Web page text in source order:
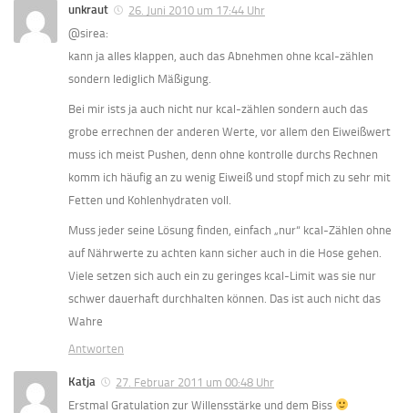
unkraut
26. Juni 2010 um 17:44 Uhr
@sirea:
kann ja alles klappen, auch das Abnehmen ohne kcal-zählen
sondern lediglich Mäßigung.
Bei mir ists ja auch nicht nur kcal-zählen sondern auch das
grobe errechnen der anderen Werte, vor allem den Eiweißwert
muss ich meist Pushen, denn ohne kontrolle durchs Rechnen
komm ich häufig an zu wenig Eiweiß und stopf mich zu sehr mit
Fetten und Kohlenhydraten voll.
Muss jeder seine Lösung finden, einfach „nur“ kcal-Zählen ohne
auf Nährwerte zu achten kann sicher auch in die Hose gehen.
Viele setzen sich auch ein zu geringes kcal-Limit was sie nur
schwer dauerhaft durchhalten können. Das ist auch nicht das
Wahre
Antworten
Katja
27. Februar 2011 um 00:48 Uhr
Erstmal Gratulation zur Willensstärke und dem Biss